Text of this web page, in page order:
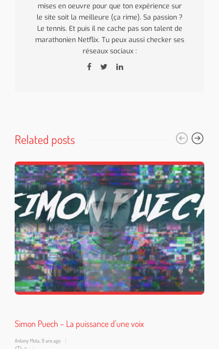
mises en oeuvre pour que ton expérience sur
le site soit la meilleure (ça rime). Sa passion ?
Le tennis. Et puis il ne cache pas son talent de
marathonien Netflix. Tu peux aussi checker ses
réseaux sociaux :
Related posts
Simon Puech – La puissance d’une voix
Antony Mota 9 ans ago